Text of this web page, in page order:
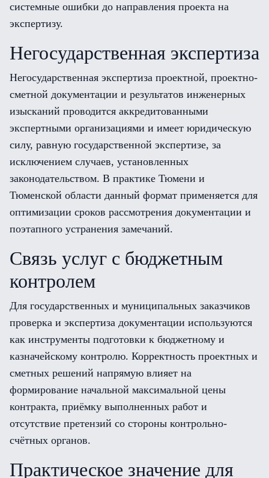
системные ошибки до направления проекта на
экспертизу.
Негосударственная экспертиза
Негосударственная экспертиза проектной, проектно-
сметной документации и результатов инженерных
изысканий проводится аккредитованными
экспертными организациями и имеет юридическую
силу, равную государственной экспертизе, за
исключением случаев, установленных
законодательством. В практике Тюмени и
Тюменской области данный формат применяется для
оптимизации сроков рассмотрения документации и
поэтапного устранения замечаний.
Связь услуг с бюджетным
контролем
Для государственных и муниципальных заказчиков
проверка и экспертиза документации используются
как инструменты подготовки к бюджетному и
казначейскому контролю. Корректность проектных и
сметных решений напрямую влияет на
формирование начальной максимальной цены
контракта, приёмку выполненных работ и
отсутствие претензий со стороны контрольно-
счётных органов.
Практическое значение для